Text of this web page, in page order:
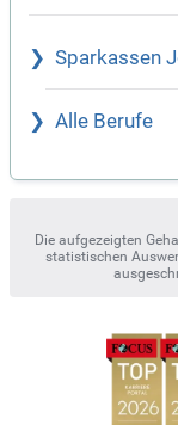
Sparkassen
Alle Berufe
Die aufgezeigten
statistischen